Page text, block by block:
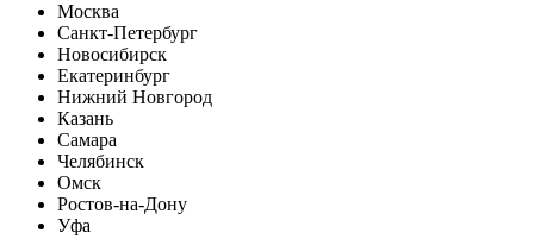
Москва
Санкт-Петербург
Новосибирск
Екатеринбург
Нижний Новгород
Казань
Самара
Челябинск
Омск
Ростов-на-Дону
Уфа